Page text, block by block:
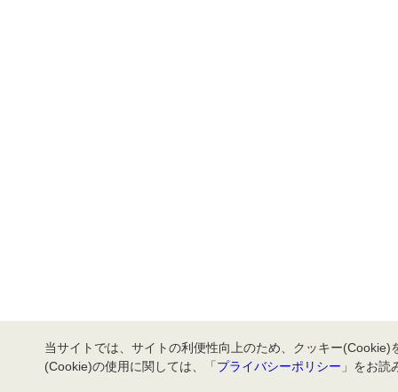
当サイトでは、サイトの利便性向上のため、クッキー
(Cookie)の使用に関しては、「プライバシーポリシー 」をお読